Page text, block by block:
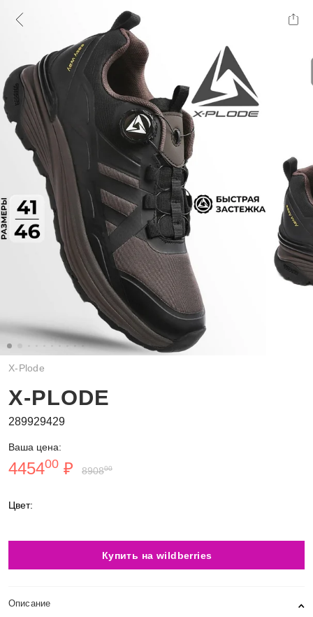
X-Plode
X-PLODE
289929429
Ваша цена:
445400 ₽ 890800
Цвет:
Купить на wildberries
Описание